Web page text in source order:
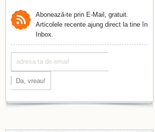
Abonează-te prin E-Mail, gratuit.
Articolele recente ajung direct la tine în
Inbox.